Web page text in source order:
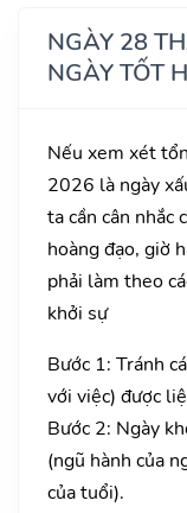
NGÀY 28
NGÀY TỐT
Nếu xem xét
2026 là ngày
ta cần cân nhắc
hoàng đạo, giờ
phải làm theo
khởi sự
Bước 1: Tránh
với việc) được
Bước 2: Ngày
(ngũ hành của
của tuổi).